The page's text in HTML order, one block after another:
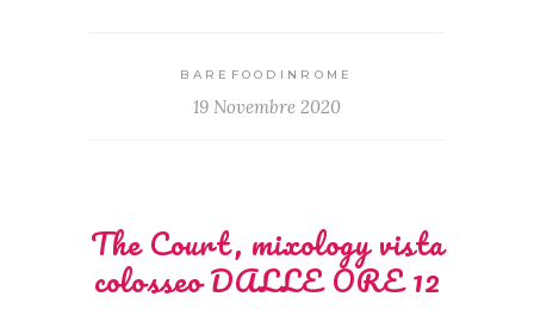
BAREFOODINROME
19 Novembre 2020
The Court, mixology vista
colosseo DALLE ORE 12